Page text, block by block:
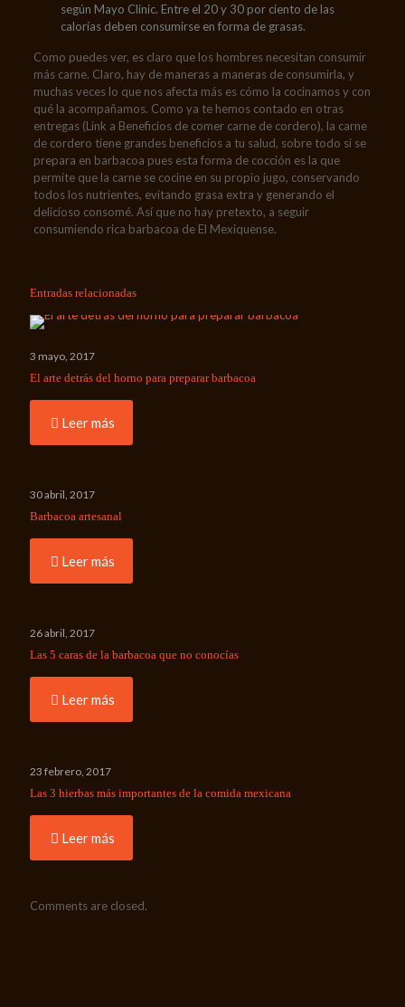
según Mayo Clinic. Entre el 20 y 30 por ciento de las
calorías deben consumirse en forma de grasas.
Como puedes ver, es claro que los hombres necesitan consumir
más carne. Claro, hay de maneras a maneras de consumirla, y
muchas veces lo que nos afecta más es cómo la cocinamos y con
qué la acompañamos. Como ya te hemos contado en otras
entregas (Link a Beneficios de comer carne de cordero), la carne
de cordero tiene grandes beneficios a tu salud, sobre todo si se
prepara en barbacoa pues esta forma de cocción es la que
permite que la carne se cocine en su propio jugo, conservando
todos los nutrientes, evitando grasa extra y generando el
delicioso consomé. Así que no hay pretexto, a seguir
consumiendo rica barbacoa de El Mexiquense.
Entradas relacionadas
3 mayo, 2017
El arte detrás del horno para preparar barbacoa
Leer más
30 abril, 2017
Barbacoa artesanal
Leer más
26 abril, 2017
Las 5 caras de la barbacoa que no conocías
Leer más
23 febrero, 2017
Las 3 hierbas más importantes de la comida mexicana
Leer más
Comments are closed.